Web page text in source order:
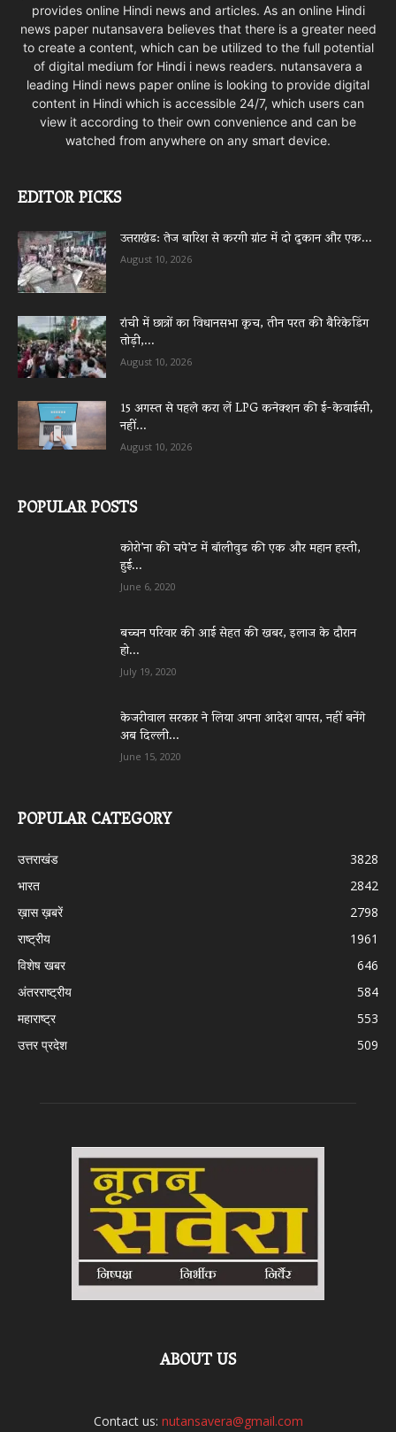
provides online Hindi news and articles. As an online Hindi
news paper nutansavera believes that there is a greater need
to create a content, which can be utilized to the full potential
of digital medium for Hindi i news readers. nutansavera a
leading Hindi news paper online is looking to provide digital
content in Hindi which is accessible 24/7, which users can
view it according to their own convenience and can be
watched from anywhere on any smart device.
EDITOR PICKS
उत्तराखंड: तेज बारिश से करगी ग्रांट में दो दुकान और एक...
August 10, 2026
रांची में छात्रों का विधानसभा कूच, तीन परत की बैरिकेडिंग
तोड़ी,...
August 10, 2026
15 अगस्त से पहले करा लें LPG कनेक्शन की ई-केवाईसी,
नहीं...
August 10, 2026
POPULAR POSTS
कोरो’ना की चपे’ट में बॉलीवुड की एक और महान हस्ती,
हुई...
June 6, 2020
बच्चन परिवार की आई सेहत की खबर, इलाज के दौरान
हो...
July 19, 2020
केजरीवाल सरकार ने लिया अपना आदेश वापस, नहीं बनेंगे
अब दिल्ली...
June 15, 2020
POPULAR CATEGORY
उत्तराखंड
3828
भारत
2842
ख़ास ख़बरें
2798
राष्ट्रीय
1961
विशेष खबर
646
अंतरराष्ट्रीय
584
महाराष्ट्र
553
उत्तर प्रदेश
509
ABOUT US
Contact us: nutansavera@gmail.com